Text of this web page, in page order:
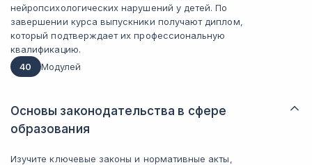
нейропсихологических нарушений у детей. По
завершении курса выпускники получают диплом,
который подтверждает их профессиональную
квалификацию.
40
Модулей
Основы законодательства в сфере
образования
Изучите ключевые законы и нормативные акты,